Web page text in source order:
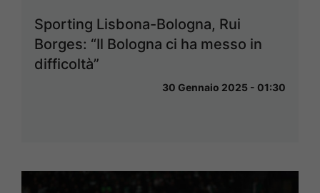
Sporting Lisbona-Bologna, Rui
Borges: “Il Bologna ci ha messo in
difficoltà”
30 Gennaio 2025 - 01:30